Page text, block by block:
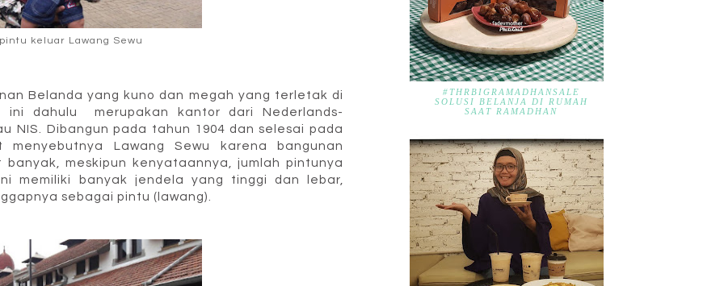
keluar Lawang Sewu
Belanda yang kuno dan megah yang terletak di
ini dahulu merupakan kantor dari Nederlands-
NIS. Dibangun pada tahun 1904dan selesai pada
menyebutnya Lawang Sewu
karena bangunan
meskipun kenyataannya, jumlah pintunya
memiliki banyak jendela
yang tinggi dan lebar,
sebagai pintu (lawang).
#THRBIGRAMADHANSALE
SOLUSI BELANJA DI RUMAH
SAAT RAMADHAN